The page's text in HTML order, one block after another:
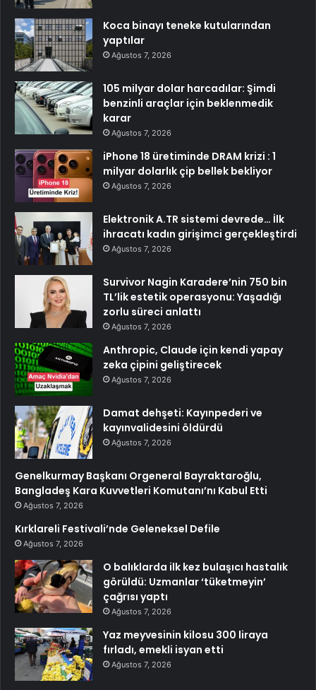
Koca binayı teneke kutularından
yaptılar
Ağustos 7, 2026
105 milyar dolar harcadılar: Şimdi
benzinli araçlar için beklenmedik
karar
Ağustos 7, 2026
iPhone 18 üretiminde DRAM krizi : 1
milyar dolarlık çip bellek bekliyor
Ağustos 7, 2026
Elektronik A.TR sistemi devrede… İlk
ihracatı kadın girişimci gerçekleştirdi
Ağustos 7, 2026
Survivor Nagin Karadere’nin 750 bin
TL’lik estetik operasyonu: Yaşadığı
zorlu süreci anlattı
Ağustos 7, 2026
Anthropic, Claude için kendi yapay
zeka çipini geliştirecek
Ağustos 7, 2026
Damat dehşeti: Kayınpederi ve
kayınvalidesini öldürdü
Ağustos 7, 2026
Genelkurmay Başkanı Orgeneral Bayraktaroğlu,
Bangladeş Kara Kuvvetleri Komutanı’nı Kabul Etti
Ağustos 7, 2026
Kırklareli Festivali’nde Geleneksel Defile
Ağustos 7, 2026
O balıklarda ilk kez bulaşıcı hastalık
görüldü: Uzmanlar ‘tüketmeyin’
çağrısı yaptı
Ağustos 7, 2026
Yaz meyvesinin kilosu 300 liraya
fırladı, emekli isyan etti
Ağustos 7, 2026